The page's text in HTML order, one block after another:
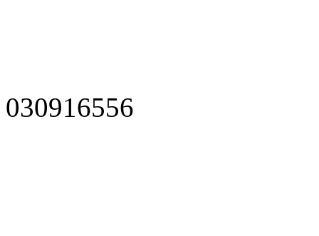
030916556